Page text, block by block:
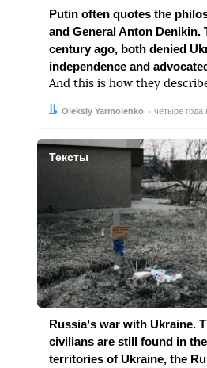
Putin often quotes the
and General Anton Denikin.
century ago, both denied
independence and
And this is how they
Автор:
Oleksiy Yarmolenko
Дата: четыре года
Тексты
Russiaʼs war with Ukraine.
civilians are still found in
territories of Ukraine, the